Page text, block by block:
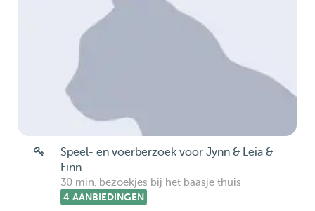
Speel- en voerberzoek voor Jynn & Leia &
Finn
30 min. bezoekjes bij het baasje thuis
4 AANBIEDINGEN